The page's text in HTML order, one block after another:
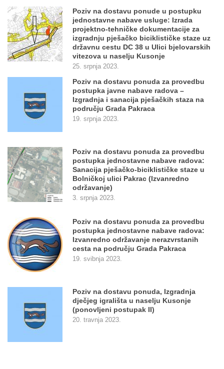
Poziv na dostavu ponude u postupku
jednostavne nabave usluge: Izrada
projektno-tehničke dokumentacije za
izgradnju pješačko biciklističke staze uz
državnu cestu DC 38 u Ulici bjelovarskih
vitezova u naselju Kusonje
25. srpnja 2023.
Poziv na dostavu ponuda za provedbu
postupka javne nabave radova –
Izgradnja i sanacija pješačkih staza na
području Grada Pakraca
19. srpnja 2023.
Poziv na dostavu ponuda za provedbu
postupka jednostavne nabave radova:
Sanacija pješačko-biciklističke staze u
Bolničkoj ulici Pakrac (Izvanredno
održavanje)
3. srpnja 2023.
Poziv na dostavu ponuda za provedbu
postupka jednostavne nabave radova:
Izvanredno održavanje nerazvrstanih
cesta na području Grada Pakraca
19. svibnja 2023.
Poziv na dostavu ponuda, Izgradnja
dječjeg igrališta u naselju Kusonje
(ponovljeni postupak II)
20. travnja 2023.